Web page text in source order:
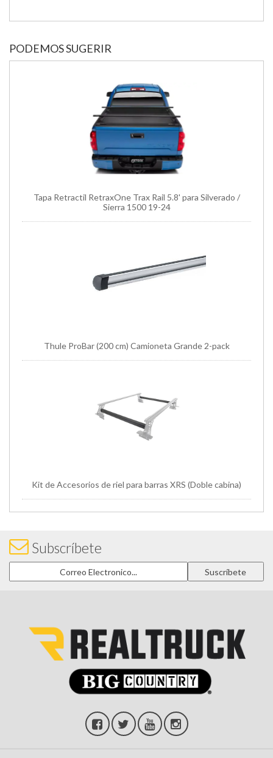
PODEMOS SUGERIR
Tapa Retractil RetraxOne Trax Rail 5.8' para Silverado /
Sierra 1500 19-24
Thule ProBar (200 cm) Camioneta Grande 2-pack
Kit de Accesorios de riel para barras XRS (Doble cabina)
Subscríbete